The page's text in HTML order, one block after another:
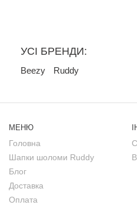
УСІ БРЕНДИ:
Beezy Ruddy
МЕНЮ
Головна
Шапки шоломи Ruddy
Блог
Доставка
Оплата